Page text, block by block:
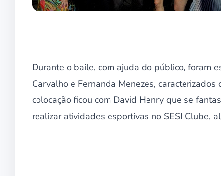
Durante o baile, com ajuda do público, foram
Carvalho e Fernanda Menezes,
colocação ficou com David Henry que se
realizar atividades esportivas no SESI Clube,